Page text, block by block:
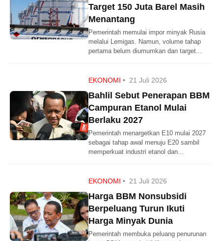
Target 150 Juta Barel Masih
Menantang
Pemerintah memulai impor minyak Rusia
melalui Lemigas. Namun, volume tahap
pertama belum diumumkan dan target...
EKONOMI • 21 Juli 2026
Bahlil Sebut Penerapan BBM
Campuran Etanol Mulai
Berlaku 2027
Pemerintah menargetkan E10 mulai 2027
sebagai tahap awal menuju E20 sambil
memperkuat industri etanol dan...
EKONOMI • 21 Juli 2026
Harga BBM Nonsubsidi
Berpeluang Turun Ikuti
Harga Minyak Dunia
Pemerintah membuka peluang penurunan